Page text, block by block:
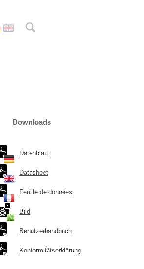
Downloads
Datenblatt
Datasheet
Feuille de données
Bild
Benutzerhandbuch
Konformitätserklärung